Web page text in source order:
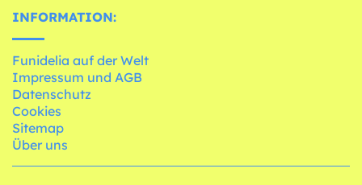
INFORMATION:
Funidelia auf der Welt
Impressum und AGB
Datenschutz
Cookies
Sitemap
Über uns